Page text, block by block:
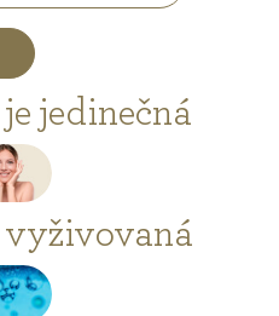
jedinečná